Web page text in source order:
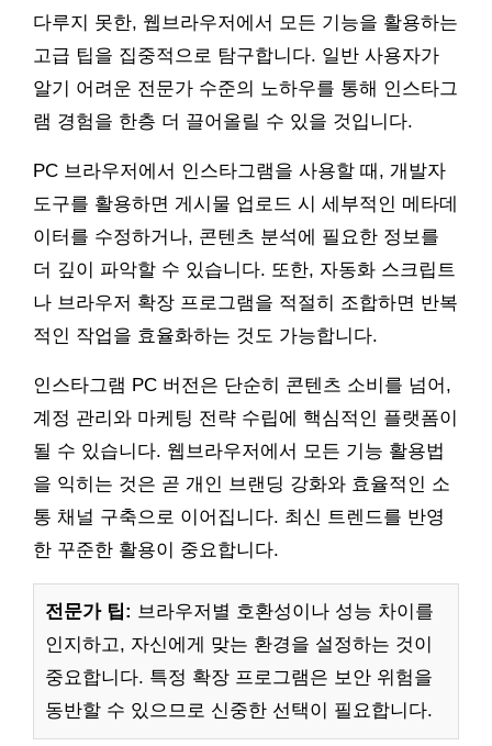
다루지 못한, 웹브라우저에서 모든 기능을 활용하는
고급 팁을 집중적으로 탐구합니다. 일반 사용자가
알기 어려운 전문가 수준의 노하우를 통해 인스타그
램 경험을 한층 더 끌어올릴 수 있을 것입니다.
PC 브라우저에서 인스타그램을 사용할 때, 개발자
도구를 활용하면 게시물 업로드 시 세부적인 메타데
이터를 수정하거나, 콘텐츠 분석에 필요한 정보를
더 깊이 파악할 수 있습니다. 또한, 자동화 스크립트
나 브라우저 확장 프로그램을 적절히 조합하면 반복
적인 작업을 효율화하는 것도 가능합니다.
인스타그램 PC 버전은 단순히 콘텐츠 소비를 넘어,
계정 관리와 마케팅 전략 수립에 핵심적인 플랫폼이
될 수 있습니다. 웹브라우저에서 모든 기능 활용법
을 익히는 것은 곧 개인 브랜딩 강화와 효율적인 소
통 채널 구축으로 이어집니다. 최신 트렌드를 반영
한 꾸준한 활용이 중요합니다.
전문가 팁: 브라우저별 호환성이나 성능 차이를
인지하고, 자신에게 맞는 환경을 설정하는 것이
중요합니다. 특정 확장 프로그램은 보안 위험을
동반할 수 있으므로 신중한 선택이 필요합니다.